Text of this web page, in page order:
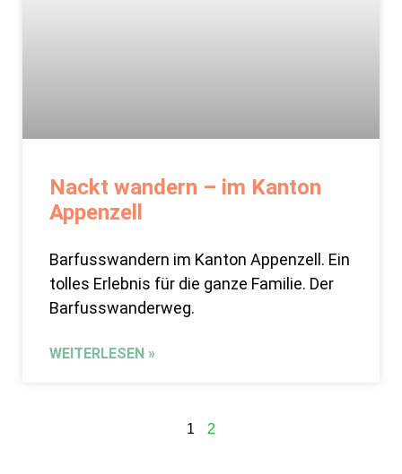
Nackt wandern – im Kanton
Appenzell
Barfusswandern im Kanton Appenzell. Ein
tolles Erlebnis für die ganze Familie. Der
Barfusswanderweg.
WEITERLESEN »
1 2